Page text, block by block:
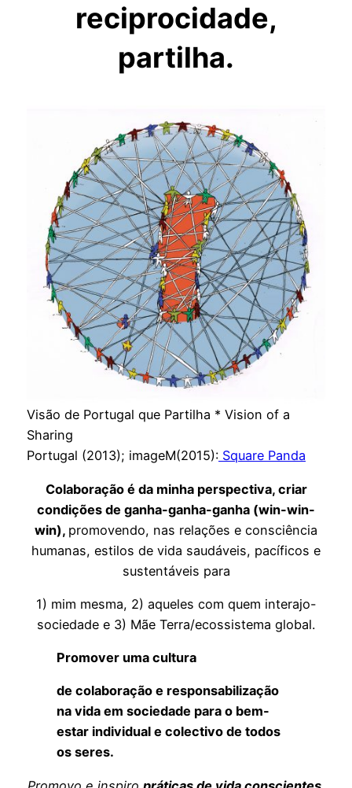
reciprocidade,
partilha.
Visão de Portugal que Partilha * Vision of a
Sharing
Portugal (2013); imageM(2015): Square Panda
Colaboração é da minha perspectiva, criar
condições de ganha-ganha-ganha (win-win-
win), promovendo, nas relações e consciência
humanas, estilos de vida saudáveis, pacíficos e
sustentáveis para
1) mim mesma, 2) aqueles com quem interajo-
sociedade e 3) Mãe Terra/ecossistema global.
Promover uma cultura
de colaboração e responsabilização
na vida em sociedade para o bem-
estar individual e colectivo de todos
os seres.